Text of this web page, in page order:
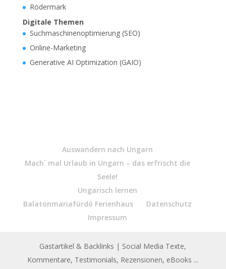
Rödermark
Digitale Themen
Suchmaschinenoptimierung (SEO)
Online-Marketing
Generative AI Optimization (GAIO)
Auswandern nach Ungarn
Mach´ mal Urlaub in Ungarn – das erfrischt die
Seele!
Ungarisch lernen
Balatonmariafürdö Ferienhaus
Datenschutz
Impressum
Gastartikel & Backlinks | Social Media Texte,
Kommentare, Testimonials, Rezensionen, eBooks ...